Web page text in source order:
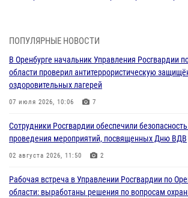
жизненной ситуации (ВИДЕО)
26 июля 2026, 14:45 1
Росгвардейцы Оренбургской области проверили
24 июля 2026, 12:25 1
При силовой поддержке ОМОН «Кобра»
23 июля 2026, 10:47
ПОПУЛЯРНЫЕ НОВОСТИ
В Оренбурге начальник Управления Росгвардии
области проверил антитеррористическую
оздоровительных лагерей
07 июля 2026, 10:06 7
Сотрудники Росгвардии обеспечили
проведения мероприятий, посвященных Дню ВДВ
02 августа 2026, 11:50 2
Рабочая встреча в Управлении Росгвардии по
области: выработаны решения по вопросам